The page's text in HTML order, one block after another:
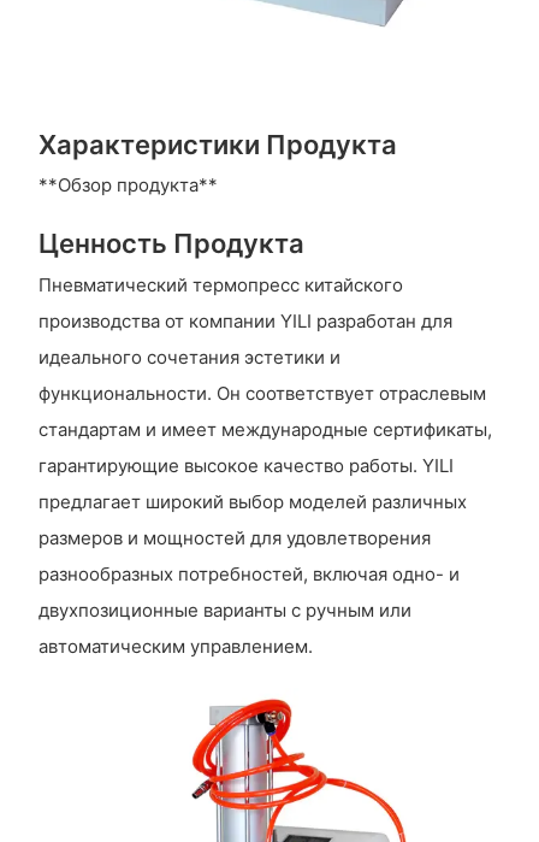
Характеристики Продукта
**Обзор продукта**
Ценность Продукта
Пневматический термопресс китайского
производства от компании YILI разработан для
идеального сочетания эстетики и
функциональности. Он соответствует отраслевым
стандартам и имеет международные сертификаты,
гарантирующие высокое качество работы. YILI
предлагает широкий выбор моделей различных
размеров и мощностей для удовлетворения
разнообразных потребностей, включая одно- и
двухпозиционные варианты с ручным или
автоматическим управлением.